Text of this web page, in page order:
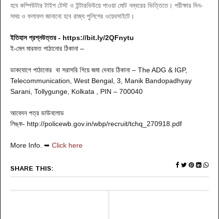
হবে কম্পিউটার টাইপ টেস্ট ও ইন্টারভিউয়ে পাওয়া মোট নম্বরের ভিত্তিতে। পরীক্ষার দিন-
সময় ও ফলাফল জানানো হবে রাজ্য পুলিশের ওয়েবসাইটে।
ইতিহাস প্রশ্নউত্তর - https://bit.ly/2QFnytu
ই-মেল মারফত পাঠানোর ঠিকানা –
ডাকযোগে পাঠানোর বা সরাসরি গিয়ে জমা দেবার ঠিকানা – The ADG & IGP,
Telecommunication, West Bengal, 3, Manik Bandopadhyay
Sarani, Tollygunge, Kolkata , PIN – 700040
আবেদন পত্র ডাউনলোড
লিঙ্ক- http://policewb.gov.in/wbp/recruit/tchq_270918.pdf
More Info. ➥ Click here
SHARE THIS: